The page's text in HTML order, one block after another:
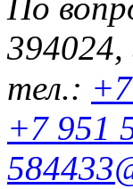
По
тел.:
+7 951